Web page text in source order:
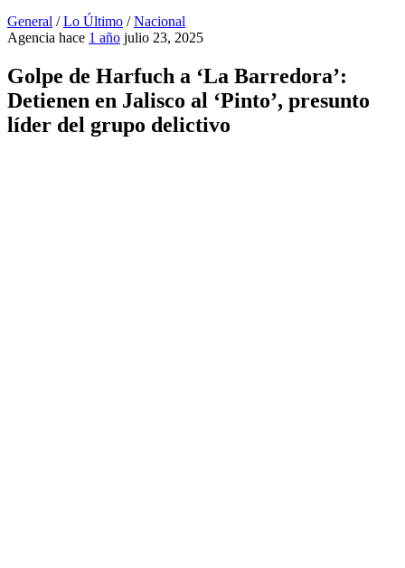
General /Lo Último /Nacional
Agencia hace 1 año julio 23, 2025
Golpe de Harfuch a ‘La Barredora’:
Detienen en Jalisco al ‘Pinto’, presunto
líder del grupo delictivo